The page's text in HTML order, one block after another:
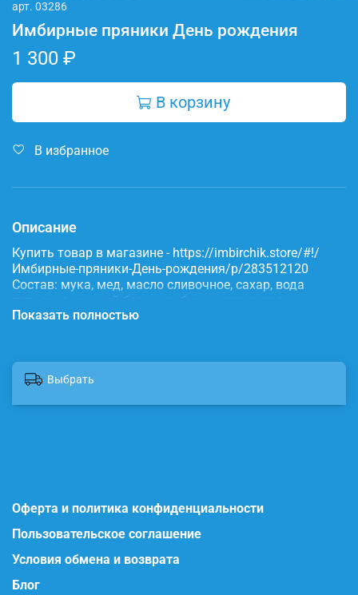
арт. 03286
Имбирные пряники День рождения
1 300 ₽
В корзину
В избранное
Описание
Купить товар в магазине - https://imbirchik.store/#!/
Имбирные-пряники-День-рождения/p/283512120
Состав: мука, мед, масло сливочное, сахар, вода
питьевая, яичный белок, имбирь, корица, сода,
пищевые красители.
Показать полностью
Выбрать
Оферта и политика конфиденциальности
Пользовательское соглашение
Условия обмена и возврата
Блог